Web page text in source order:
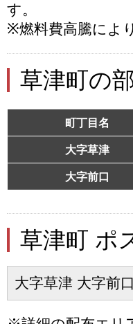
す。
※燃料費高騰によ
草津町の
町丁目名
大字草津
大字前口
草津町 ポ
大字草津 大字前口